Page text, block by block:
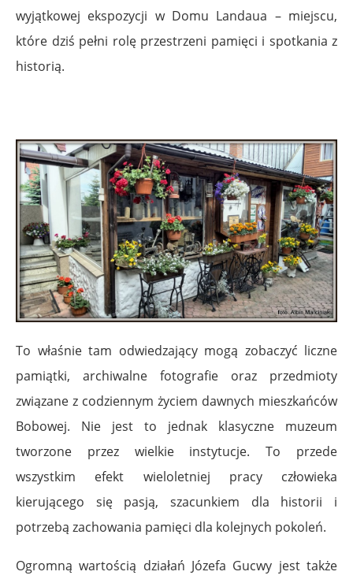
wyjątkowej ekspozycji w Domu Landaua – miejscu,
które dziś pełni rolę przestrzeni pamięci i spotkania z
historią.
To właśnie tam odwiedzający mogą zobaczyć liczne
pamiątki, archiwalne fotografie oraz przedmioty
związane z codziennym życiem dawnych mieszkańców
Bobowej. Nie jest to jednak klasyczne muzeum
tworzone przez wielkie instytucje. To przede
wszystkim efekt wieloletniej pracy człowieka
kierującego się pasją, szacunkiem dla historii i
potrzebą zachowania pamięci dla kolejnych pokoleń.
Ogromną wartością działań Józefa Gucwy jest także